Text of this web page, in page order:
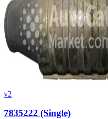
v2
7835222 (Single)